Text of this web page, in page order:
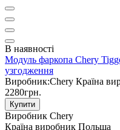
В наявності
Модуль фаркопа Chery
узгодження
Виробник:Chery Країна
2280грн.
Купити
Виробник Chery
Країна виробник Польща